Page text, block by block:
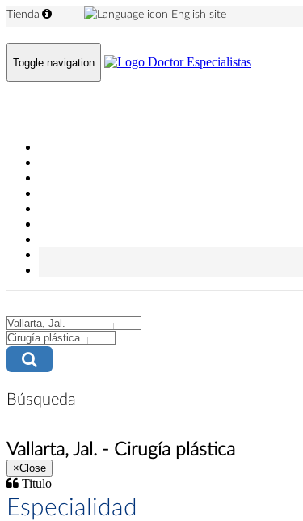
Tienda English site
Toggle navigation
City
Búsqueda
Vallarta, Jal. - Cirugía plástica
×Close
Titulo
Especialidad